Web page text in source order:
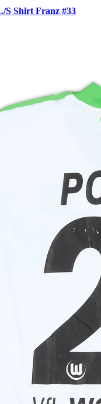
S Shirt Franz #33